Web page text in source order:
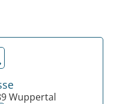
Wuppertal